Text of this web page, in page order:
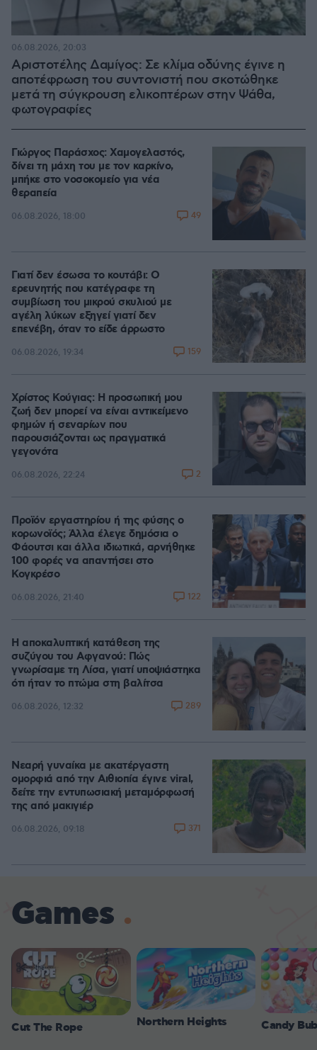
Αριστοτέλης Δαμίγος: Σε κλίμα οδύνης έγινε η
αποτέφρωση του συντονιστή που σκοτώθηκε
μετά τη σύγκρουση ελικοπτέρων στην Ψάθα,
φωτογραφίες
06.08.2026, 20:03
Γιώργος Παράσχος: Χαμογελαστός,
δίνει τη μάχη του με τον καρκίνο,
μπήκε στο νοσοκομείο για νέα
θεραπεία
06.08.2026, 18:00 49
Γιατί δεν έσωσα το κουτάβι: Ο
ερευνητής που κατέγραφε τη
συμβίωση του μικρού σκυλιού με
αγέλη λύκων εξηγεί γιατί δεν
επενέβη, όταν το είδε άρρωστο
06.08.2026, 19:34 159
Χρίστος Κούγιας: Η προσωπική μου
ζωή δεν μπορεί να είναι αντικείμενο
φημών ή σεναρίων που
παρουσιάζονται ως πραγματικά
γεγονότα
06.08.2026, 22:24 2
Προϊόν εργαστηρίου ή της φύσης ο
κορωνοϊός; Άλλα έλεγε δημόσια ο
Φάουτσι και άλλα ιδιωτικά, αρνήθηκε
100 φορές να απαντήσει στο
Κογκρέσο
06.08.2026, 21:40 122
Η αποκαλυπτική κατάθεση της
συζύγου του Αφγανού: Πώς
γνωρίσαμε τη Λίσα, γιατί υποψιάστηκα
ότι ήταν το πτώμα στη βαλίτσα
06.08.2026, 12:32 289
Νεαρή γυναίκα με ακατέργαστη
ομορφιά από την Αιθιοπία έγινε viral,
δείτε την εντυπωσιακή μεταμόρφωσή
της από μακιγιέρ
06.08.2026, 09:18 371
Games
Cut The Rope Northern Heights Candy